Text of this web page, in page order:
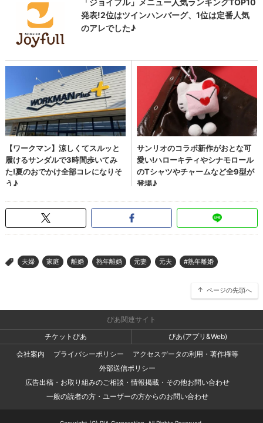
> 夫婦 家庭 離婚 熟年離婚 元妻 元夫 #熟年離婚
ページの先頭へ
ぴあ関連サイト
チケットぴあ
ぴあ(アプリ&Web)
会社案内
プライバシーポリシー
アクセスデータの利用・著作権等
外部送信ポリシー
広告出稿・お取り組みのご相談・情報掲載・その他お問い合わせ
一般の読者の方・ユーザーの方からのお問い合わせ